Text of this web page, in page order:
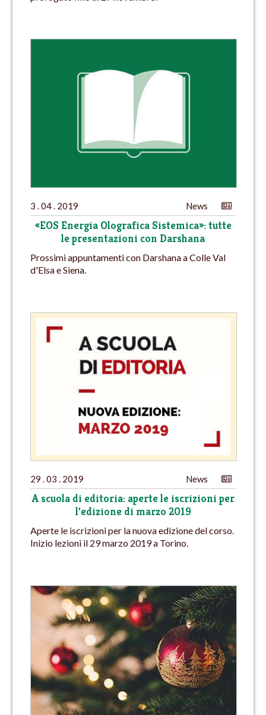
3 . 04 . 2019 News
«EOS Energia Olografica Sistemica»: tutte
le presentazioni con Darshana
Prossimi appuntamenti con Darshana a Colle Val
d'Elsa e Siena.
29 . 03 . 2019 News
A scuola di editoria: aperte le iscrizioni per
l'edizione di marzo 2019
Aperte le iscrizioni per la nuova edizione del corso.
Inizio lezioni il 29 marzo 2019 a Torino.